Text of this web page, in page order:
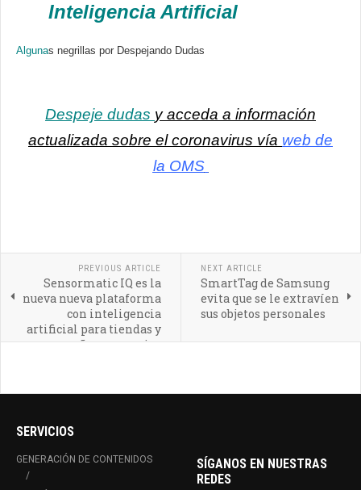
Inteligencia Artificial
Algunas negrillas por Despejando Dudas
Despeje dudas y acceda a información
actualizada sobre el coronavirus vía web de
la OMS
PREVIOUS ARTICLE
Sensormatic IQ es la
nueva nueva plataforma
con inteligencia
artificial para tiendas y
pequeños comercios
NEXT ARTICLE
SmartTag de Samsung
evita que se le extravíen
sus objetos personales
SERVICIOS
GENERACIÓN DE CONTENIDOS
SÍGANOS EN NUESTRAS
REDES